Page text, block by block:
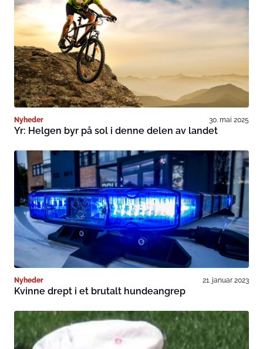
Nyheder 30. mai 2025
Yr: Helgen byr på sol i denne delen av landet
Nyheder 21. januar 2023
Kvinne drept i et brutalt hundeangrep